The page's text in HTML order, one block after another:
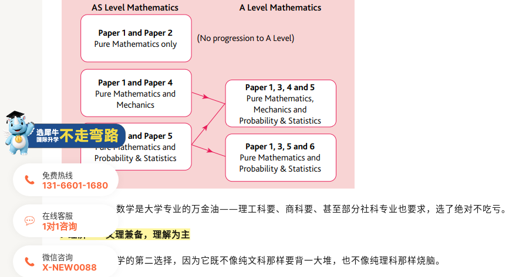
更重要的是，数学是大学专业的万金油——理工科要、商科要、甚至部分社科专业也要求，选了绝对不吃亏。
✅经济——文理兼备，理解为主
经济是很多同学的第二选择，因为它既不像纯文科那样要背一大堆，也不像纯理科那样烧脑。
免费热线
131-6601-1680
在线客服
1对1咨询
微信咨询
X-NEW0088